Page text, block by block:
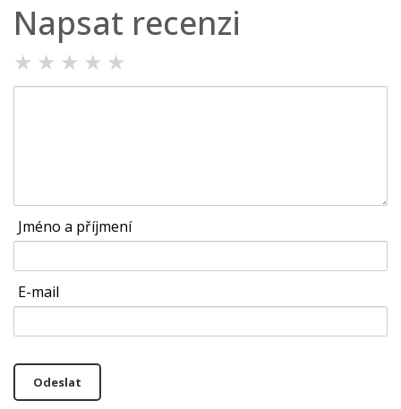
Napsat recenzi
★ ★ ★ ★ ★
Jméno a příjmení
E-mail
Odeslat